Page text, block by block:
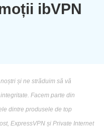
ibVPN
și ne străduim să vă
Facem parte din
dintre produsele de top
ExpressVPN și Private Internet